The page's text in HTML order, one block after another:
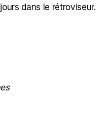
dans le rétroviseur.